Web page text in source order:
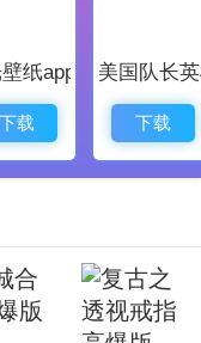
打怪。超多地图同
怪打，就怕你不
倍隐藏地图等你开
纸app安卓最新版
下载
美国队长
下载